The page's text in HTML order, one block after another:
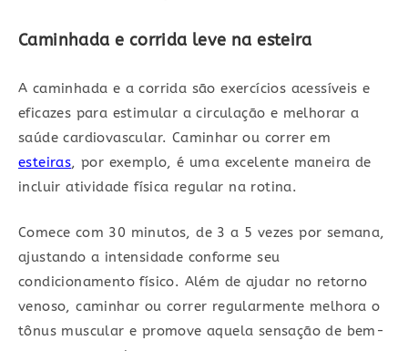
Caminhada e corrida leve na esteira
A caminhada e a corrida são exercícios acessíveis e
eficazes para estimular a circulação e melhorar a
saúde cardiovascular. Caminhar ou correr em
esteiras, por exemplo, é uma excelente maneira de
incluir atividade física regular na rotina.
Comece com 30 minutos, de 3 a 5 vezes por semana,
ajustando a intensidade conforme seu
condicionamento físico. Além de ajudar no retorno
venoso, caminhar ou correr regularmente melhora o
tônus muscular e promove aquela sensação de bem-